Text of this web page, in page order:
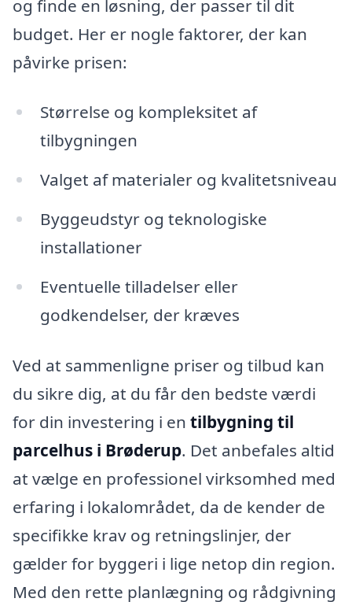
og finde en løsning, der passer til dit
budget. Her er nogle faktorer, der kan
påvirke prisen:
Størrelse og kompleksitet af
tilbygningen
Valget af materialer og kvalitetsniveau
Byggeudstyr og teknologiske
installationer
Eventuelle tilladelser eller
godkendelser, der kræves
Ved at sammenligne priser og tilbud kan
du sikre dig, at du får den bedste værdi
for din investering i en tilbygning til
parcelhus i Brøderup. Det anbefales altid
at vælge en professionel virksomhed med
erfaring i lokalområdet, da de kender de
specifikke krav og retningslinjer, der
gælder for byggeri i lige netop din region.
Med den rette planlægning og rådgivning